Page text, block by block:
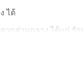
ได้
วกส่วนกลาง ได้แก่ รั
ก่: ซูเปอร์มาร์เก็ตอา